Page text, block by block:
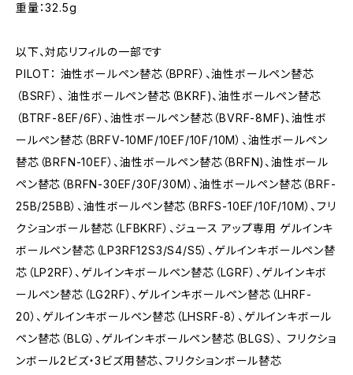
重量：32.5g
以下、対応リフィルの一部です
PILOT： 油性ボールペン替芯（BPRF）、油性ボールペン替芯
（BSRF）、 油性ボールペン替芯（BKRF)、油性ボールペン替芯
（BTRF-8EF/6F）、油性ボールペン替芯（BVRF-8MF)、油性ボ
ールペン替芯（BRFV-10MF/10EF/10F/10M）、油性ボールペン
替芯（BRFN-10EF）、油性ボールペン替芯（BRFN)、油性ボール
ペン替芯（BRFN-30EF/30F/30M）、油性ボールペン替芯（BRF-
25B/25BB）、油性ボールペン替芯（BRFS-10EF/10F/10M）、フリ
クションボール替芯（LFBKRF）、ジュース アップ専用 ゲルインキ
ボールペン替芯（LP3RF12S3/S4/S5）、ゲルインキボールペン替
芯（LP2RF）、ゲルインキボールペン替芯（LGRF）、ゲルインキボ
ールペン替芯（LG2RF）、ゲルインキボールペン替芯（LHRF-
20）、ゲルインキボールペン替芯（LHSRF-8）、ゲルインキボール
ペン替芯（BLG）、ゲルインキボールペン替芯（BLGS）、 フリクショ
ンボール2ビズ・3ビズ用替芯、フリクションボール替芯